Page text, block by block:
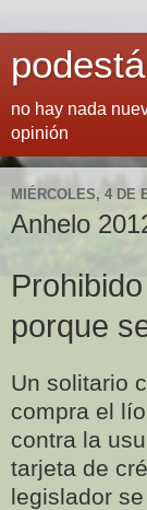
no hay nada
opinión
MIÉRCOLES, 4 DE
Anhelo
porque
Un solitario
compra el
contra la
tarjeta de
legislador